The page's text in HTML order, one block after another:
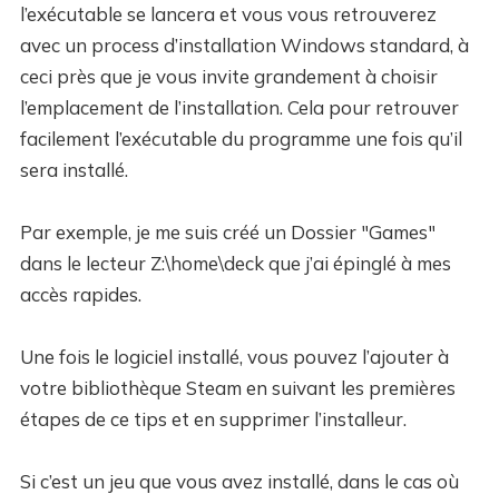
l’exécutable se lancera et vous vous retrouverez
avec un process d’installation Windows standard, à
ceci près que je vous invite grandement à choisir
l’emplacement de l’installation. Cela pour retrouver
facilement l’exécutable du programme une fois qu’il
sera installé.
Par exemple, je me suis créé un Dossier "Games"
dans le lecteur Z:\home\deck que j’ai épinglé à mes
accès rapides.
Une fois le logiciel installé, vous pouvez l’ajouter à
votre bibliothèque Steam en suivant les premières
étapes de ce tips et en supprimer l’installeur.
Si c’est un jeu que vous avez installé, dans le cas où